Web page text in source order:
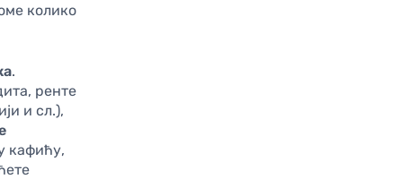
колико
.
ренте
и сл.),
кафићу,